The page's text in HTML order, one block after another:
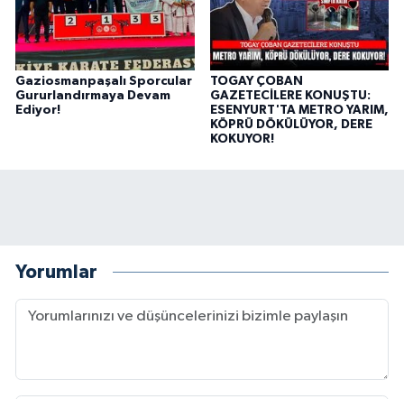
Gaziosmanpaşalı Sporcular
Gururlandırmaya Devam
Ediyor!
TOGAY ÇOBAN
GAZETECİLERE KONUŞTU:
ESENYURT'TA METRO YARIM,
KÖPRÜ DÖKÜLÜYOR, DERE
KOKUYOR!
Yorumlar